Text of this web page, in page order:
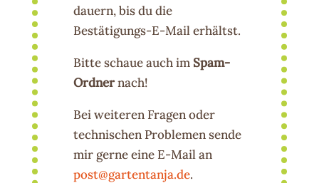
dauern, bis du die
Bestätigungs-E-Mail erhältst.
Bitte schaue auch im Spam-
Ordnernach!
Bei weiteren Fragen oder
technischen Problemen sende
mir gerne eine E-Mail an
post@gartentanja.de.